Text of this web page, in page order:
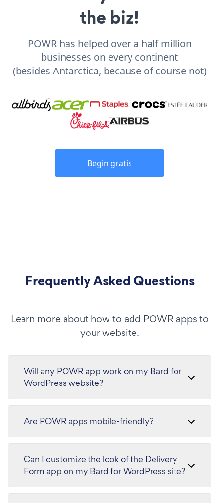
the biz!
POWR has helped over a half million
businesses on every continent
(besides Antarctica, because of course not)
Begin gratis
Frequently Asked Questions
Learn more about how to add POWR apps to
your website.
Will any POWR app work on my Bard for
WordPress website?
Are POWR apps mobile-friendly?
Can I customize the look of the Delivery
Form app on my Bard for WordPress site?